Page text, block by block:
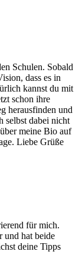
Schulen. Sobald
dass es in
kannst du mit
schon ihre
herausfinden und
selbst dabei nicht
meine Bio auf
Liebe Grüße
für mich.
und hat beide
deine Tipps